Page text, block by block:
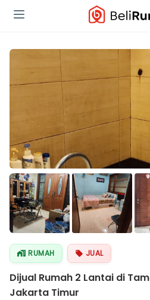
RUMAH JUAL
Dijual Rumah 2 Lantai di
Jakarta Timur